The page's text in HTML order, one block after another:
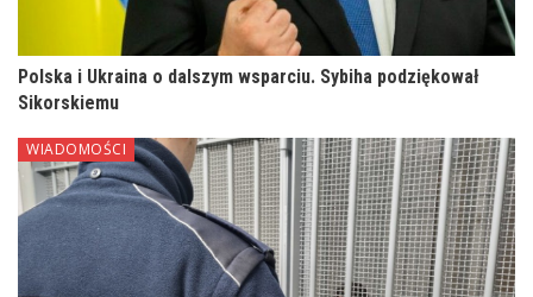
Polska i Ukraina o dalszym wsparciu. Sybiha podziękował
Sikorskiemu
WIADOMOŚCI